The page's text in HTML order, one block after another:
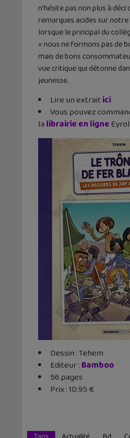
n’hésite pas non plus à
remarques acides sur
lorsque le principal du
« nous ne formons pas de
mais de bons
vue critique qui détonne
jeunesse.
Lire un extraitici
Vous pouvez
lalibrairie en ligne
Dessin : Tehem
Editeur :Bamboo
56 pages
Prix : 10.95 €